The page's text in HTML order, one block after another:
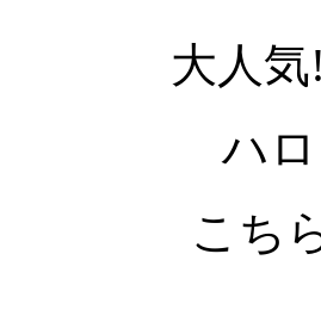
大人
ハ
こち